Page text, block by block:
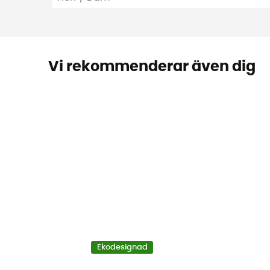
Vi rekommenderar även dig
Ekodesignad